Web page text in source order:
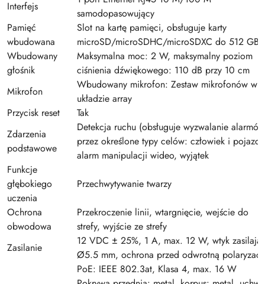
Interfejs
samodopasowujący
Pamięć
wbudowana
Slot na kartę pamięci, obsługuje karty
microSD/microSDHC/microSDXC do 512 GB
Wbudowany
głośnik
Maksymalna moc: 2 W, maksymalny poziom
ciśnienia dźwiękowego: 110 dB przy 10 cm
Mikrofon
Wbudowany mikrofon: Zestaw mikrofonów w
układzie array
Przycisk reset
Tak
Zdarzenia
podstawowe
Detekcja ruchu (obsługuje wyzwalanie alarmów
przez określone typy celów: człowiek i
alarm manipulacji wideo, wyjątek
Funkcje
głębokiego
uczenia
Przechwytywanie twarzy
Ochrona
obwodowa
Przekroczenie linii, wtargnięcie, wejście do
strefy, wyjście ze strefy
Zasilanie
12 VDC ± 25%, 1 A, max. 12 W, wtyk
Ø5.5 mm, ochrona przed odwrotną
PoE: IEEE 802.3at, Klasa 4, max. 16 W